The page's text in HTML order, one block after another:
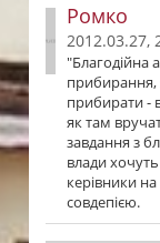
Ромко
2012.03.27,
"Благодійна
прибирання,
прибирати -
як там
завдання з
влади
керівники
совдепією.